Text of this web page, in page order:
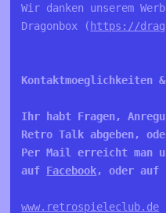
Wir danken unserem
Dragonbox (https://
Kontaktmoeglichkeiten
Ihr habt Fragen,
Retro Talk abgeben,
Per Mail erreicht man
auf Facebook, oder auf
www.retrospieleclub.de